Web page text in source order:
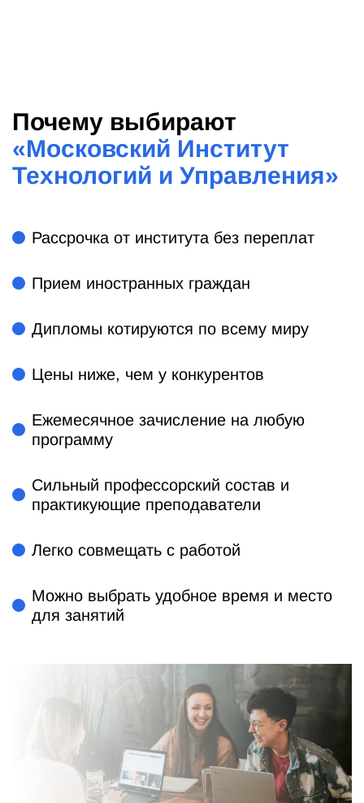
Почему выбирают
«Московский Институт
Технологий и Управления»
Рассрочка от института без переплат
Прием иностранных граждан
Дипломы котируются по всему миру
Цены ниже, чем у конкурентов
Ежемесячное зачисление на любую
программу
Сильный профессорский состав и
практикующие преподаватели
Легко совмещать с работой
Можно выбрать удобное время и место
для занятий